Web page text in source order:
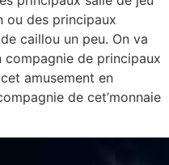
ou des principaux
caillou un peu. On va
de principaux
amusement en
de cet’monnaie